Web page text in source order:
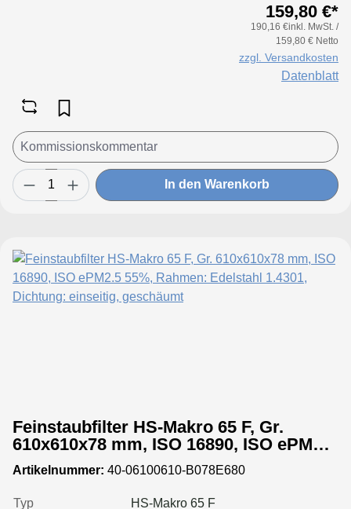
159,80 €*
190,16 €inkl. MwSt. /
159,80 € Netto
zzgl. Versandkosten
Datenblatt
In den Warenkorb
Feinstaubfilter HS-Makro 65 F, Gr.
610x610x78 mm, ISO 16890, ISO ePM2.5
55%, Rahmen: Edelstahl 1.4301,
Dichtung: einseitig, geschäumt
Artikelnummer: 40-06100610-B078E680
Typ
HS-Makro 65 F